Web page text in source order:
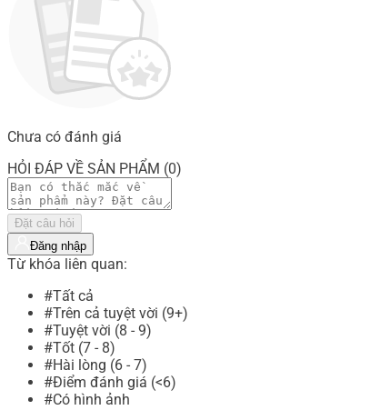
Chưa có đánh giá
HỎI ĐÁP VỀ SẢN PHẨM (0)
Đặt câu hỏi
Đăng nhập
Từ khóa liên quan:
#Tất cả
#Trên cả tuyệt vời (9+)
#Tuyệt vời (8 - 9)
#Tốt (7 - 8)
#Hài lòng (6 - 7)
#Điểm đánh giá (<6)
#Có hình ảnh